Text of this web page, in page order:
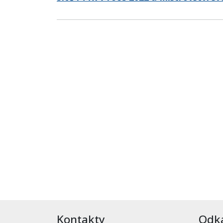
Kontakty